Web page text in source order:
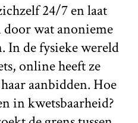
24/7 en laat
door wat anonieme
In de fysieke wereld
online heeft ze
aanbidden. Hoe
in kwetsbaarheid?